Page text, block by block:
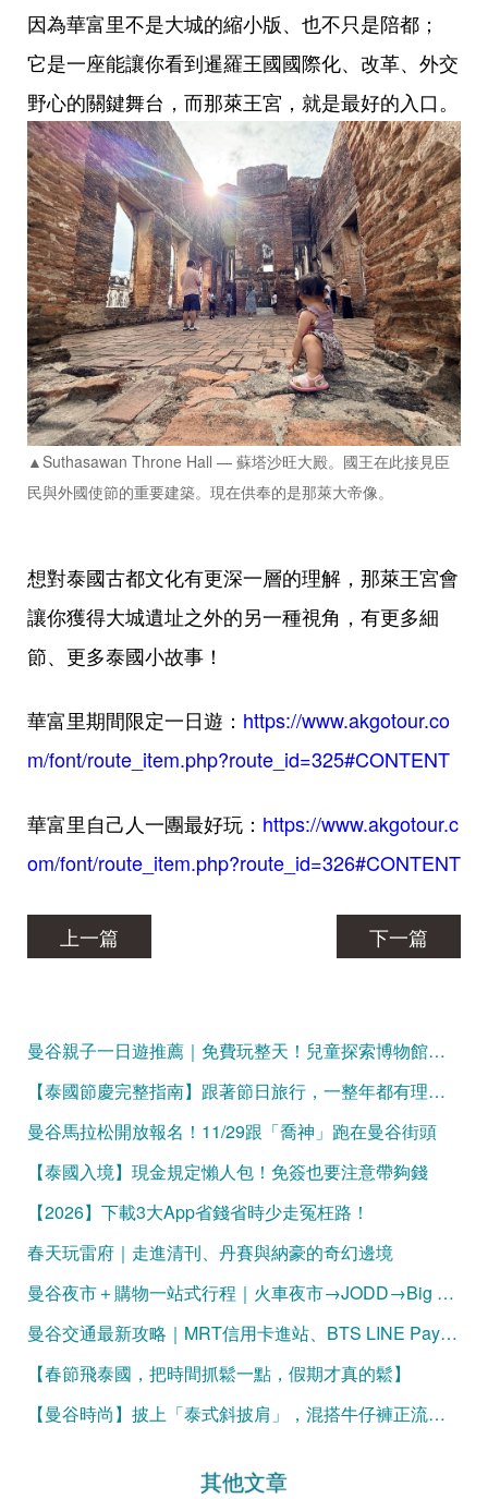
因為華富里不是大城的縮小版、也不只是陪都；
它是一座能讓你看到暹羅王國國際化、改革、外交
野心的關鍵舞台，而那萊王宮，就是最好的入口。
▲Suthasawan Throne Hall — 蘇塔沙旺大殿。國王在此接見臣
民與外國使節的重要建築。現在供奉的是那萊大帝像。
想對泰國古都文化有更深一層的理解，那萊王宮會
讓你獲得大城遺址之外的另一種視角，有更多細
節、更多泰國小故事！
華富里期間限定一日遊： https://www.akgotour.co
m/font/route_item.php?route_id=325#CONTENT
華富里自己人一團最好玩： https://www.akgotour.c
om/font/route_item.php?route_id=326#CONTENT
上一篇 下一篇
曼谷親子一日遊推薦｜免費玩整天！兒童探索博物館、Mixt Mall、火車公園、恰圖恰夜市，一條動線玩遍曼谷親子景點
【泰國節慶完整指南】跟著節日旅行，一整年都有理由出發！
曼谷馬拉松開放報名！11/29跟「喬神」跑在曼谷街頭
【泰國入境】現金規定懶人包！免簽也要注意帶夠錢
【2026】下載3大App省錢省時少走冤枉路！
春天玩雷府｜走進清刊、丹賽與納豪的奇幻邊境
曼谷夜市＋購物一站式行程｜火車夜市→JODD→Big C 完整攻略
曼谷交通最新攻略｜MRT信用卡進站、BTS LINE Pay購票一次看懂（2026更新）
【春節飛泰國，把時間抓鬆一點，假期才真的鬆】
【曼谷時尚】披上「泰式斜披肩」，混搭牛仔褲正流行！
其他文章